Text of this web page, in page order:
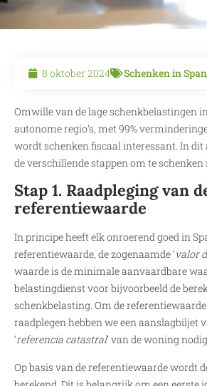
8 oktober 2024 Schenken in
Omwille van de lage schenkbelastingen
autonome regio’s, met 99%
wordt schenken fiscaal interessant. In dit
de verschillende stappen om te schenken
Stap 1. Raadpleging van
referentiewaarde
In principe heeft elk onroerend goed in
referentiewaarde, de zogenaamde ‘valor
waarde is de minimale aanvaardbare
belastingdienst voor bijvoorbeeld de
schenkbelasting. Om de
raadplegen hebben we een aanslagbiljet
‘referencia catastral‘ van de woning
Op basis van de referentiewaarde wordt